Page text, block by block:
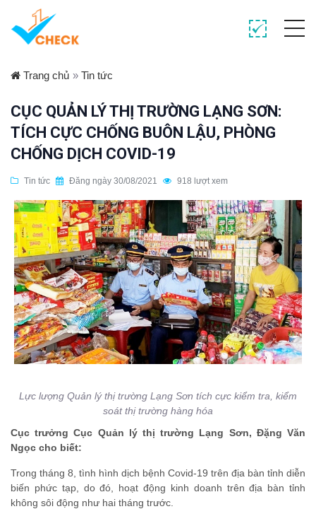
Trang chủ » Tin tức
CỤC QUẢN LÝ THỊ TRƯỜNG LẠNG SƠN:
TÍCH CỰC CHỐNG BUÔN LẬU, PHÒNG
CHỐNG DỊCH COVID-19
Tin tức Đăng ngày 30/08/2021 918 lượt xem
Lực lượng Quản lý thị trường Lạng Sơn tích cực kiểm tra, kiểm
soát thị trường hàng hóa
Cục trưởng Cục Quản lý thị trường Lạng Sơn, Đặng Văn
Ngọc cho biết:
Trong tháng 8, tình hình dịch bệnh Covid-19 trên địa bàn tỉnh diễn
biến phức tạp, do đó, hoạt động kinh doanh trên địa bàn tỉnh
không sôi động như hai tháng trước.